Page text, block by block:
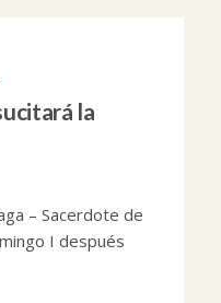
la
– Sacerdote de
I después